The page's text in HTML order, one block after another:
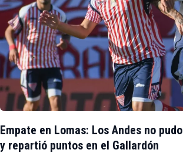
Empate en Lomas: Los Andes no
y repartió puntos en el Gallardón